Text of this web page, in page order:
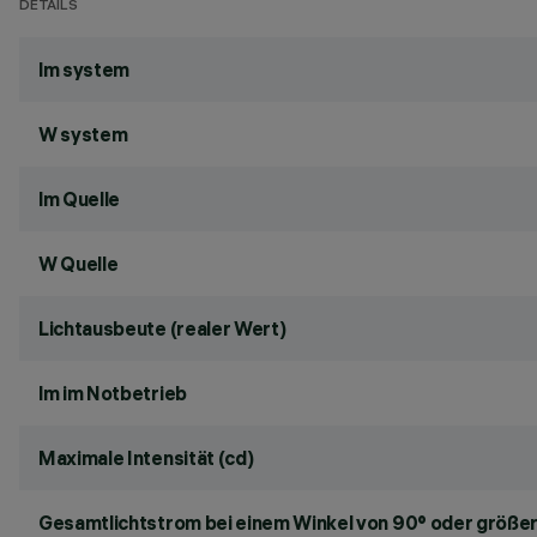
DETAILS
lm system
W system
lm Quelle
W Quelle
Lichtausbeute (realer Wert)
lm im Notbetrieb
Maximale Intensität (cd)
Gesamtlichtstrom bei einem Winkel von 90° oder